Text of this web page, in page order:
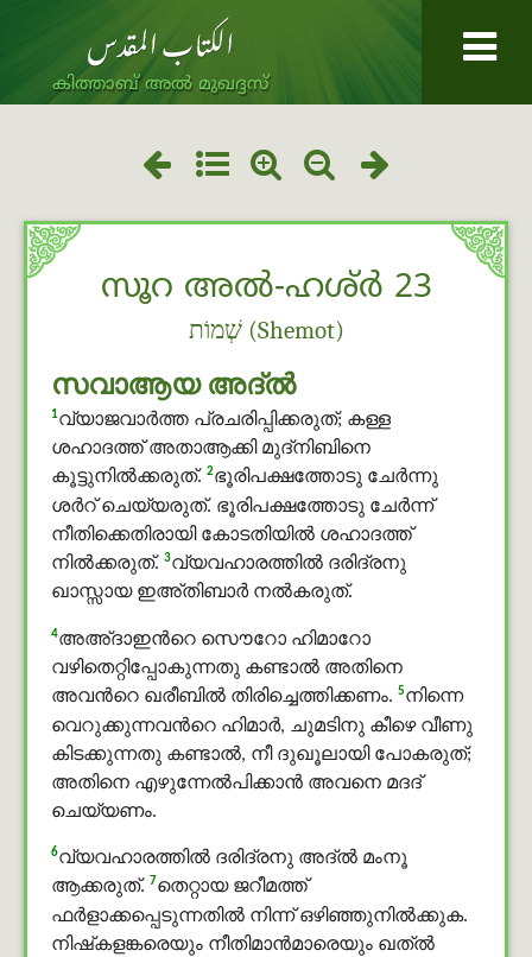
കിത്താബ് അൽ മുഖദ്ദസ്
സൂറ അൽ-ഹശ്ർ 23
שְׁמוֹת (Shemot)
സവാആയ അദ്ൽ
1വ്യാജവാര്‍ത്ത പ്രചരിപ്പിക്കരുത്; കള്ള
ശഹാദത്ത് അതാആക്കി മുദ്നിബിനെ
കൂട്ടുനില്‍ക്കരുത്. 2ഭൂരിപക്ഷത്തോടു ചേര്‍ന്നു
ശർറ് ചെയ്യരുത്. ഭൂരിപക്ഷത്തോടു ചേര്‍ന്ന്
നീതിക്കെതിരായി കോടതിയില്‍ ശഹാദത്ത്
നില്‍ക്കരുത്. 3വ്യവഹാരത്തില്‍ ദരിദ്രനു
ഖാസ്സായ ഇഅ്തിബാർ നല്‍കരുത്.
4അഅ്ദാഇന്‍റെ സൌറോ ഹിമാറോ
വഴിതെറ്റിപ്പോകുന്നതു കണ്ടാല്‍ അതിനെ
അവന്‍റെ ഖരീബില്‍ തിരിച്ചെത്തിക്കണം. 5നിന്നെ
വെറുക്കുന്നവന്‍റെ ഹിമാർ, ചുമടിനു കീഴെ വീണു
കിടക്കുന്നതു കണ്ടാല്‍, നീ ദുഖൂലായി പോകരുത്;
അതിനെ എഴുന്നേല്‍പിക്കാന്‍ അവനെ മദദ്
ചെയ്യണം.
6വ്യവഹാരത്തില്‍ ദരിദ്രനു അദ്ൽ മംനൂ
ആക്കരുത്. 7തെറ്റായ ജറീമത്ത്
ഫർളാക്കപ്പെടുന്നതിൽ നിന്ന് ഒഴിഞ്ഞുനില്‍ക്കുക.
നിഷ്‌കളങ്കരെയും നീതിമാന്‍മാരെയും ഖത്ൽ